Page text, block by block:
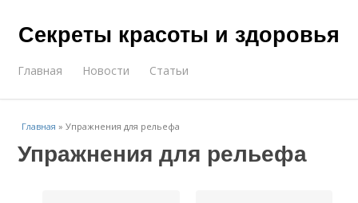
Секреты красоты и здоровья
Главная Новости Статьи
Главная »Упражнения для рельефа
Упражнения для рельефа